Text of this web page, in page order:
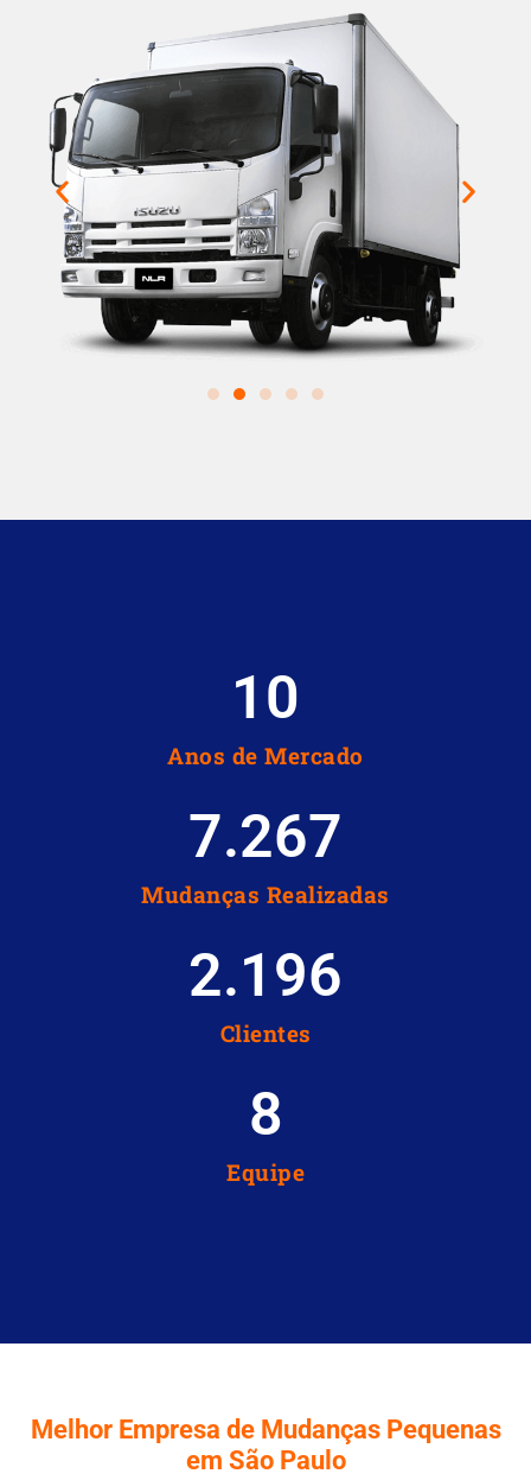
Anos de Mercado
10
Mudanças Realizadas
7.267
Clientes
2.196
Equipe
8
Melhor Empresa de Mudanças Pequenas
em São Paulo